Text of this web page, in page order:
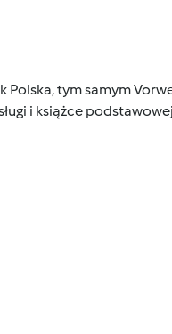
Polska, tym samym
i książce